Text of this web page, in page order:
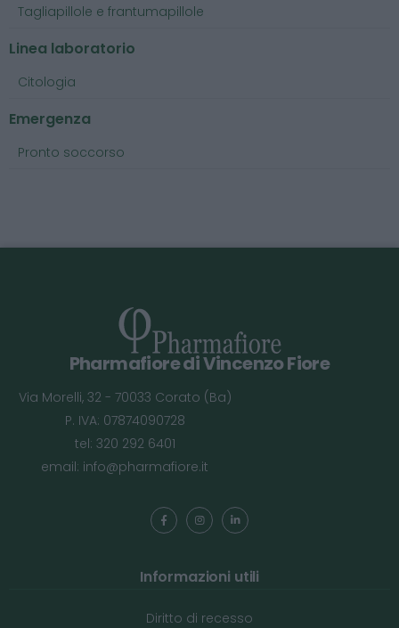
Tagliapillole e frantumapillole
Linea laboratorio
Citologia
Emergenza
Pronto soccorso
Pharmafiore di Vincenzo Fiore
Via Morelli, 32 - 70033 Corato (Ba)
P. IVA: 07874090728
tel: 320 292 6401
email: info@pharmafiore.it
Informazioni utili
Diritto di recesso